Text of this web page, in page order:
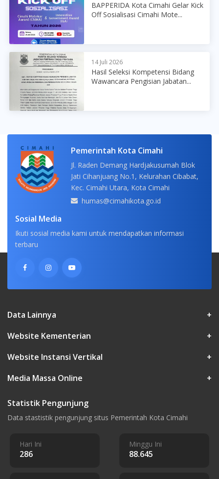
BAPPERIDA Kota Cimahi Gelar Kick
Off Sosialisasi Cimahi Mote...
14 Juli 2026
Hasil Seleksi Kompetensi Bidang
Wawancara Pengisian Jabatan...
Pemerintah Kota Cimahi
Jl. Raden Demang Hardjakusumah Blok
Jati Cihanjuang No.1, Kelurahan Cibabat,
Kec. Cimahi Utara, Kota Cimahi
humas@cimahikota.go.id
Sosial Media
Ikuti sosial media kami untuk mendapatkan informasi
terbaru
Data Lainnya
+
Website Kementerian
+
Website Instansi Vertikal
+
Media Massa Online
+
Statistik Pengunjung
Data stastistik pengunjung situs Pemerintah Kota Cimahi
Hari Ini
286
Minggu Ini
88.645